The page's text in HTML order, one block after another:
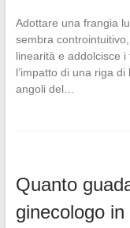
Adottare una frangia
sembra
linearità e addolcisce
l’impatto di una riga
angoli del…
Quanto
ginecologo